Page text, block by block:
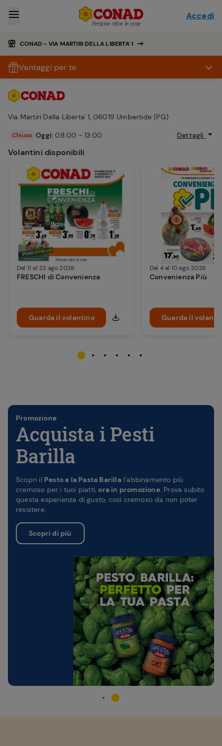
CONAD - VIA MARTIRI DELLA LIBERTA' 1
Accedi
Vantaggi per te
Via Martiri Della Liberta' 1, 06019 Umbertide (PG)
Chiuso Oggi: 08:00 - 13:00 Dettagli
Volantini disponibili
Dal 11 al 22 ago 2026
FRESCHI di Convenienza
Guarda il volantino
Dal 4 al 10 ago 2026
Convenienza Più
Guarda il
Promozione
Acquista i Pesti
Barilla
Scopri il Pesto e la Pasta Barillal’abbinamento più
cremoso per i tuoi piatti,ora in promozione. Prova subito
questa esperienza di gusto, così cremoso da non poter
resistere.
Scopri di più